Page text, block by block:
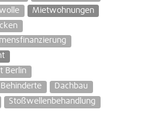
Mietwohnungen
Berlin
Dachbau
Stoßwellenbehandlung